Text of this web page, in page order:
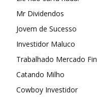
Mr Dividendos
Jovem de Sucesso
Investidor Maluco
Trabalhado Mercado
Catando Milho
Cowboy Investidor